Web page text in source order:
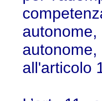
all'articolo